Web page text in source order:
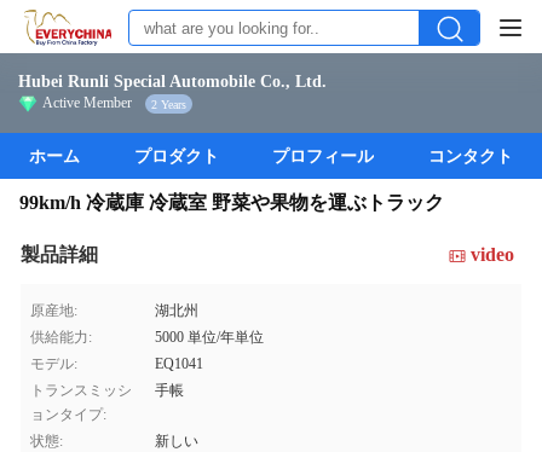
Hubei Runli Special Automobile Co., Ltd.
Active Member 2 Years
ホーム プロダクト プロフィール コンタクト
99km/h 冷蔵庫 冷蔵室 野菜や果物を運ぶトラック
製品詳細 video
原産地:
湖北州
供給能力:
5000 単位/年単位
モデル:
EQ1041
トランスミッシ
ョンタイプ:
手帳
状態:
新しい